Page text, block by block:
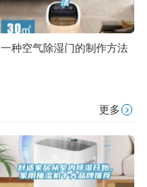
一种空气除湿门的制作方法
更多